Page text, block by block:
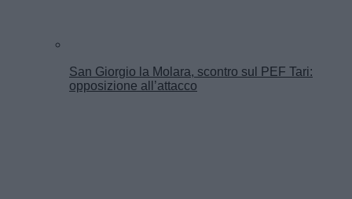
San Giorgio la Molara, scontro sul PEF Tari:
opposizione all’attacco